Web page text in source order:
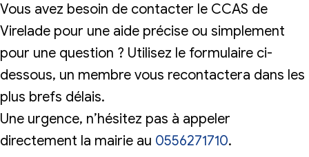
Vous avez besoin de contacter le CCAS de
Virelade pour une aide précise ou simplement
pour une question ? Utilisez le formulaire ci-
dessous, un membre vous recontactera dans les
plus brefs délais.
Une urgence, n’hésitez pas à appeler
directement la mairie au 0556271710.